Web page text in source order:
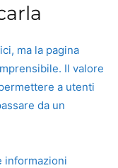
ma la pagina
Il valore
a utenti
da un
informazioni